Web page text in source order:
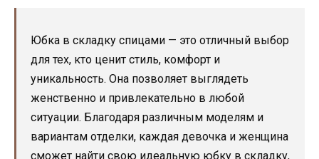
Юбка в складку спицами — это отличный выбор
для тех, кто ценит стиль, комфорт и
уникальность. Она позволяет выглядеть
женственно и привлекательно в любой
ситуации. Благодаря различным моделям и
вариантам отделки, каждая девочка и женщина
сможет найти свою идеальную юбку в складку,